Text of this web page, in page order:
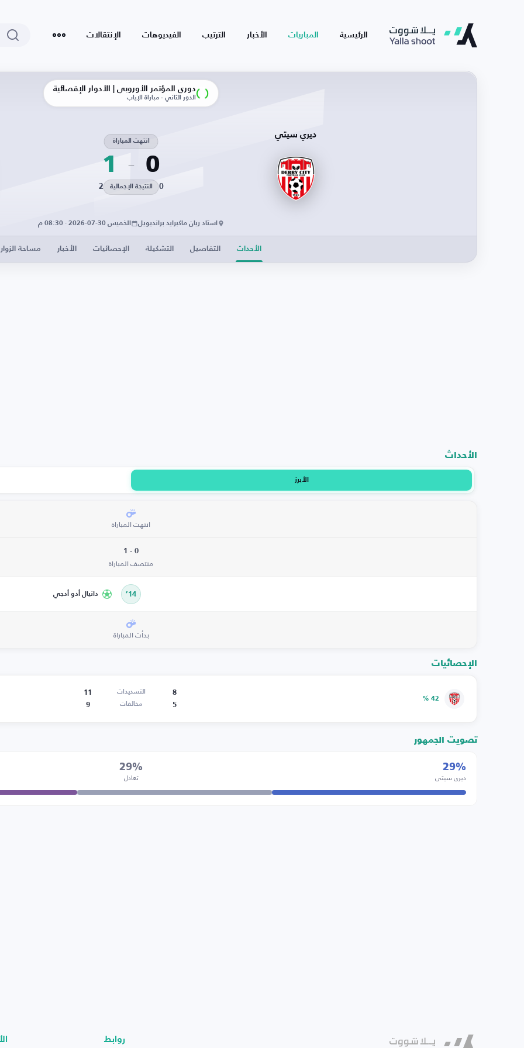
الرئيسية المباريات الأخبار الترتيب الفيديوهات الإنتقالات
دوري المؤتمر الأوروبي | الأدوار الإقصائية
الدور الثاني - مباراة الإياب
ديري سيتي
0
انتهت المباراة
1
0 النتيجة الإجمالية 2
استاد ريان ماكبرايد برانديويل الخميس 30-07-2026 · 08:30 م
الأحداث التفاصيل التشكيلة الإحصائيات الأخبار مساحة الزوار
الأحداث
الأبرز
انتهت المباراة
0 - 1
منتصف المباراة
14’ دانيال أدو أدجي
بدأت المباراة
الإحصائيات
42 %
8 التسديدات
11
5
مخالفات 9
تصويت الجمهور
29%
ديري سيتي
29%
تعادل
روابط